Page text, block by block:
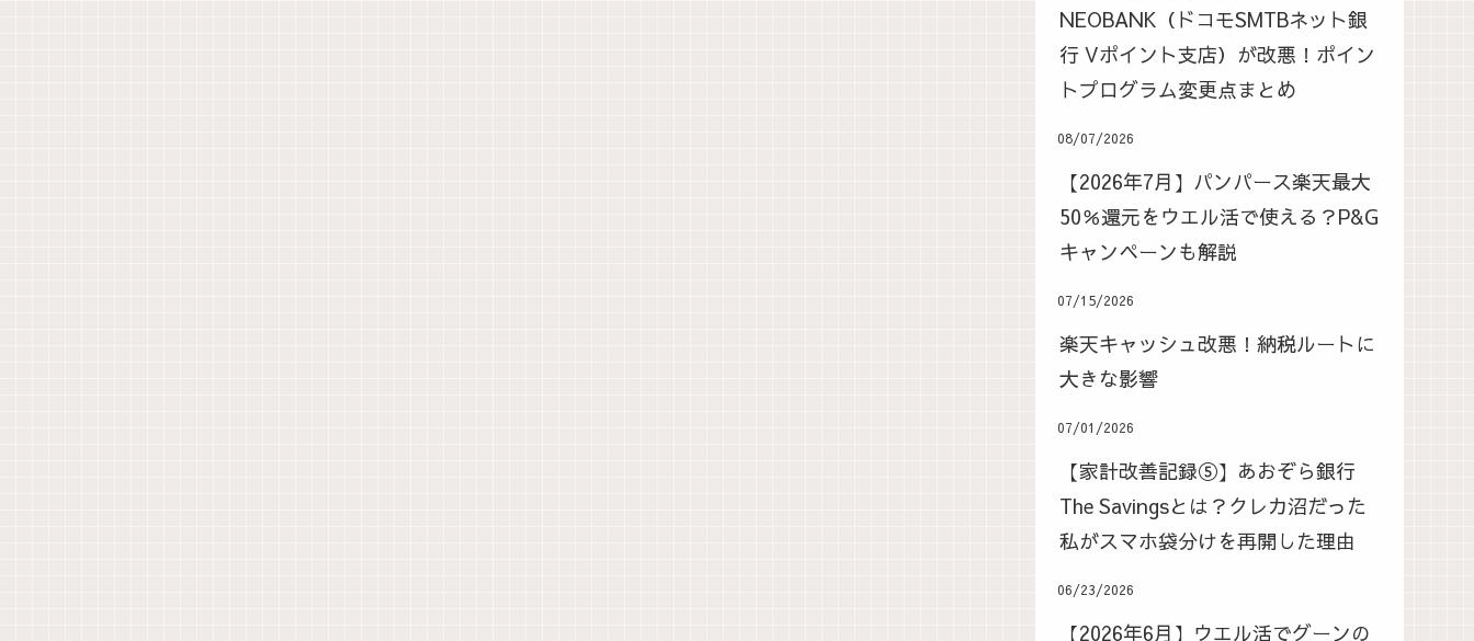
NEOBANK（ドコモSMTBネット銀
行 Vポイント支店）が改悪！ポイン
トプログラム変更点まとめ
08/07/2026
【2026年7月】パンパース楽天最大
50％還元をウエル活で使える？P&G
キャンペーンも解説
07/15/2026
楽天キャッシュ改悪！納税ルートに
大きな影響
07/01/2026
【家計改善記録⑤】あおぞら銀行
The Savingsとは？クレカ沼だった
私がスマホ袋分けを再開した理由
06/23/2026
【2026年6月】ウエル活でグーンの